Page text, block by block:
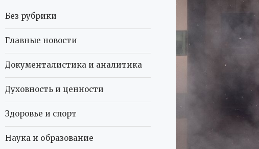
Без рубрики
Главные новости
Документалистика и аналитика
Духовность и ценности
Здоровье и спорт
Наука и образование